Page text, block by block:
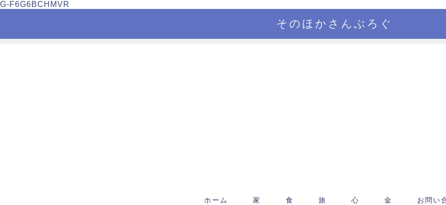
G-F6G6BCHMVR
そのほかさんぶろぐ
ホーム 家 食 旅 心 金 お問い